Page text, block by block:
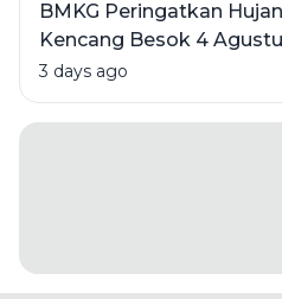
BMKG Peringatkan
Kencang Besok 4
Wilayahnya
3 days ago